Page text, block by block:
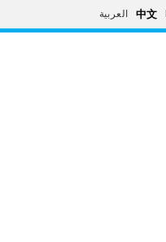
العربية 中文